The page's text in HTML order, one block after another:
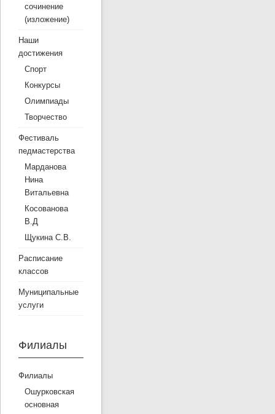
сочинение
(изложение)
Наши
достижения
Спорт
Конкурсы
Олимпиады
Творчество
Фестиваль
педмастерства
Марданова
Нина
Витальевна
Косованова
В.Д
Щукина С.В.
Расписание
классов
Муниципальные
услуги
Филиалы
Филиалы
Ошурковская
основная